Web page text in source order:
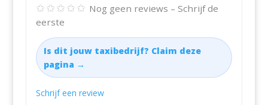
✩✩✩✩✩ Nog geen reviews – Schrijf de
eerste
Is dit jouw taxibedrijf? Claim deze
pagina →
Schrijf een review